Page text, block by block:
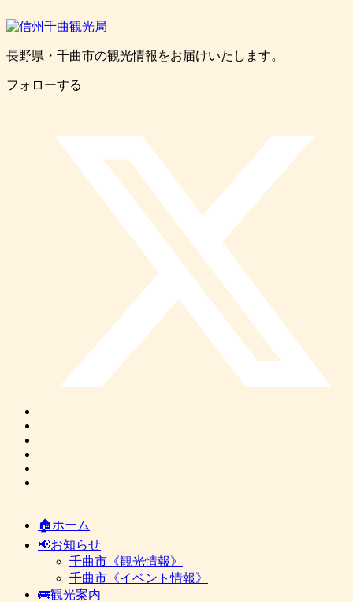
長野県・千曲市の観光情報をお届けいたします。
フォローする
🏠ホーム
📢お知らせ
千曲市《観光情報》
千曲市《イベント情報》
🚌観光案内